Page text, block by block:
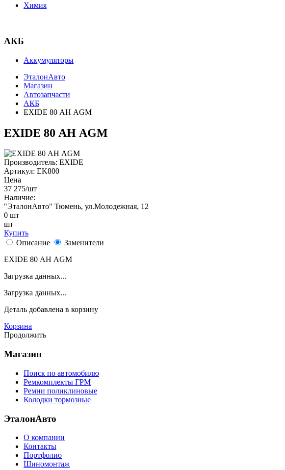
Химия
АКБ
Аккумуляторы
ЭталонАвто
Магазин
Автозапчасти
АКБ
EXIDE 80 АН AGM
EXIDE 80 АН AGM
Производитель: EXIDE
Артикул: EK800
Цена
37 275/шт
Наличие:
"ЭталонАвто" Тюмень, ул.Молодежная, 12
0 шт
шт
Купить
Описание
Заменители
EXIDE 80 АН AGM
Загрузка данных...
Загрузка данных...
Деталь добавлена в корзину
Корзина
Продолжить
Магазин
Поиск по автомобилю
Ремкомплекты ГРМ
Ремни поликлиновые
Колодки тормозные
ЭталонАвто
О компании
Контакты
Портфолио
Шиномонтаж